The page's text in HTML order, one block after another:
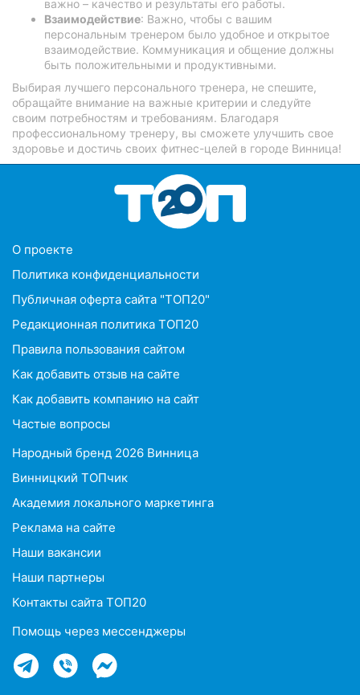
важно – качество и результаты его работы.
Взаимодействие: Важно, чтобы с вашим
персональным тренером было удобное и открытое
взаимодействие. Коммуникация и общение должны
быть положительными и продуктивными.
Выбирая лучшего персонального тренера, не спешите,
обращайте внимание на важные критерии и следуйте
своим потребностям и требованиям. Благодаря
профессиональному тренеру, вы сможете улучшить свое
здоровье и достичь своих фитнес-целей в городе Винница!
O проекте
Политика конфиденциальности
Публичная оферта сайта "ТОП20"
Редакционная политика ТОП20
Правила пользования сайтом
Как добавить отзыв на сайте
Как добавить компанию на сайт
Частые вопросы
Народный бренд 2026 Винница
Винницкий ТОПчик
Академия локального маркетинга
Реклама на сайте
Наши вакансии
Наши партнеры
Контакты сайта ТОП20
Помощь через мессенджеры